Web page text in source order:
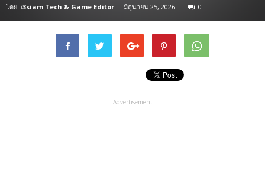
โดย i3siam Tech & Game Editor - มิถุนายน 25, 2026 0
- Advertisement -